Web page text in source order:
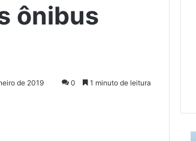
ônibus
de 2019 0 1 minuto de leitura